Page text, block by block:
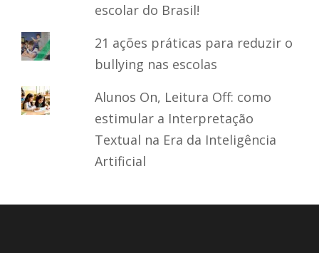
escolar do Brasil!
21 ações práticas para reduzir o
bullying nas escolas
Alunos On, Leitura Off: como
estimular a Interpretação
Textual na Era da Inteligência
Artificial